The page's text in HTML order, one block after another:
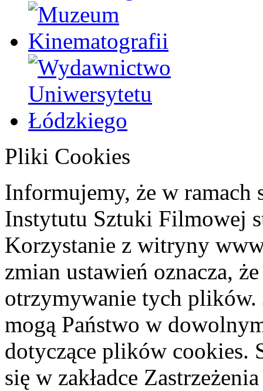
Pliki Cookies
Informujemy, że w ramach
Instytutu Sztuki Filmowej
Korzystanie z witryny
zmian ustawień oznacza,
otrzymywanie tych plików.
mogą Państwo w
dotyczące plików cookies.
się w zakładce